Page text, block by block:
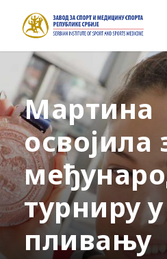
Мартина
освојила
турниру у
пливању